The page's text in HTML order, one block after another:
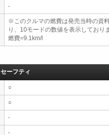
-
※このクルマの燃費は発売当時の資
り、10モードの数値を表示しており
燃費=9.1km/l
セーフティ
○
○
-
-